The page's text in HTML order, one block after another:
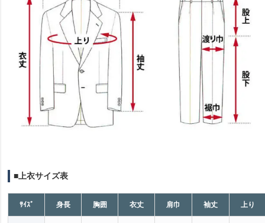
■上衣サイズ表
ｻｲｽﾞ 身長 胸囲 衣丈 肩巾 袖丈 上り